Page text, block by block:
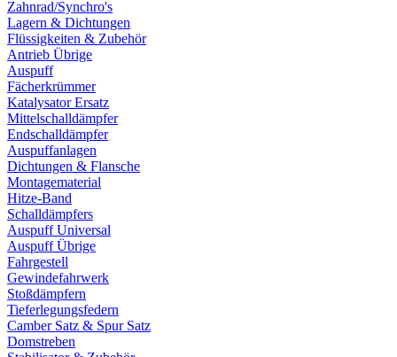
Zahnrad/Synchro's
Lagern & Dichtungen
Flüssigkeiten & Zubehör
Antrieb Übrige
Auspuff
Fächerkrümmer
Katalysator Ersatz
Mittelschalldämpfer
Endschalldämpfer
Auspuffanlagen
Dichtungen & Flansche
Montagematerial
Hitze-Band
Schalldämpfers
Auspuff Universal
Auspuff Übrige
Fahrgestell
Gewindefahrwerk
Stoßdämpfern
Tieferlegungsfedern
Camber Satz & Spur Satz
Domstreben